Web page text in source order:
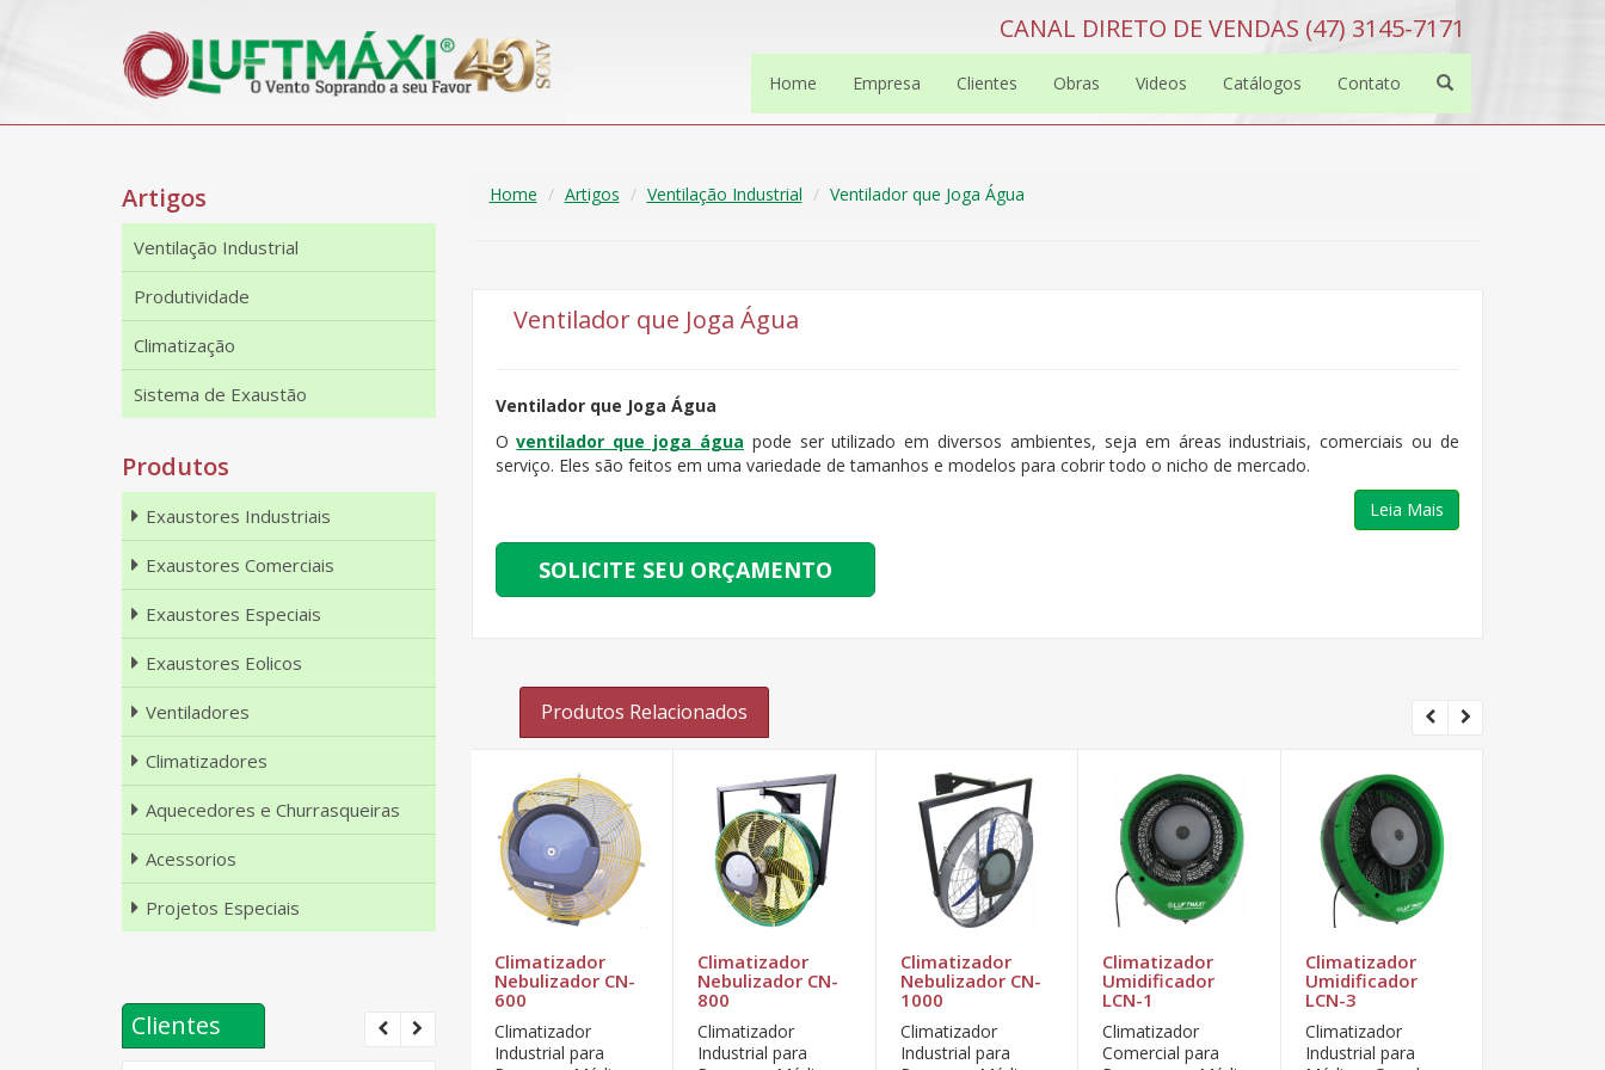
CANAL DIRETO DE VENDAS (47) 3145-7171
Home Empresa Clientes Obras Videos Catálogos Contato
Home Artigos Ventilação Industrial Ventilador que Joga Água
Ventilador que Joga Água
Ventilador que Joga Água
Oventilador que joga água pode ser utilizado em diversos ambientes, seja em áreas industriais, comerciais ou de
serviço. Eles são feitos em uma variedade de tamanhos e modelos para cobrir todo o nicho de mercado.
Leia Mais
SOLICITE SEU ORÇAMENTO
Produtos Relacionados
LCN-1
Climatizador
Comercial para
Climatizador
Climatizador
Nebulizador CN-
600
Climatizador
Industrial para
Climatizador
Nebulizador CN-
800
Climatizador
Industrial para
Climatizador
Nebulizador CN-
1000
Climatizador
Industrial para
Climatizador
Umidificador
LCN-1
Climatizador
Comercial para
Climatizador
Umidificador
LCN-3
Climatizador
Industrial para
Artigos
Ventilação Industrial
Produtividade
Climatização
Sistema de Exaustão
Produtos
Exaustores Industriais
Exaustores Comerciais
Exaustores Especiais
Exaustores Eolicos
Ventiladores
Climatizadores
Aquecedores e Churrasqueiras
Acessorios
Projetos Especiais
Clientes